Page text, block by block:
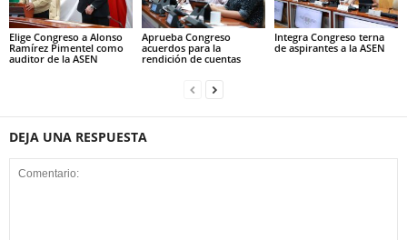
Elige Congreso a Alonso
Ramírez Pimentel como
auditor de la ASEN
Aprueba Congreso
acuerdos para la
rendición de cuentas
Integra Congreso terna
de aspirantes a la ASEN
DEJA UNA RESPUESTA